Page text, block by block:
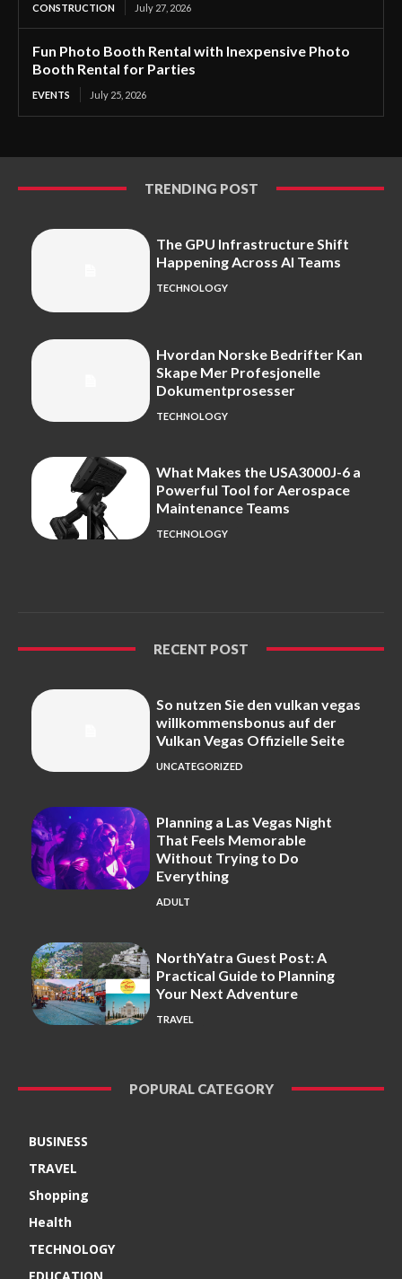
CONSTRUCTION July 27, 2026
Fun Photo Booth Rental with Inexpensive Photo
Booth Rental for Parties
EVENTS July 25, 2026
TRENDING POST
The GPU Infrastructure Shift
Happening Across AI Teams
TECHNOLOGY
Hvordan Norske Bedrifter Kan
Skape Mer Profesjonelle
Dokumentprosesser
TECHNOLOGY
What Makes the USA3000J-6 a
Powerful Tool for Aerospace
Maintenance Teams
TECHNOLOGY
RECENT POST
So nutzen Sie den vulkan vegas
willkommensbonus auf der
Vulkan Vegas Offizielle Seite
UNCATEGORIZED
Planning a Las Vegas Night
That Feels Memorable
Without Trying to Do
Everything
ADULT
NorthYatra Guest Post: A
Practical Guide to Planning
Your Next Adventure
TRAVEL
POPURAL CATEGORY
BUSINESS
TRAVEL
Shopping
Health
TECHNOLOGY
EDUCATION